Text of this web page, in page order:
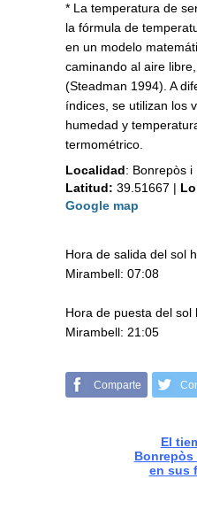
* La temperatura de
la fórmula de
en un modelo
caminando al aire
(Steadman 1994). A
índices, se utilizan los
humedad y
termométrico.
Localidad: Bonrepòs i
Latitud: 39.51667 |
Google map
Hora de salida del sol
Mirambell: 07:08
Hora de puesta del sol
Mirambell: 21:05
Comparte
El
Bonrepòs
en sus